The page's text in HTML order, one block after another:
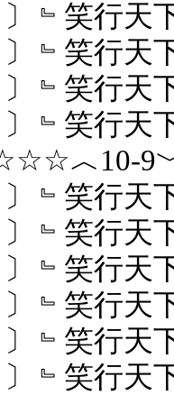
﹄笑行天
﹄笑行天
﹄笑行天
﹄笑行天
﹄笑行天
﹄笑行天
﹄笑行天
﹄笑行天
﹄笑行天
﹄笑行天